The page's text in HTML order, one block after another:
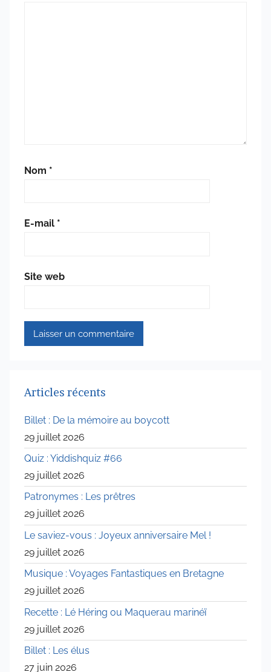
Nom *
E-mail *
Site web
Articles récents
Billet : De la mémoire au boycott
29 juillet 2026
Quiz : Yiddishquiz #66
29 juillet 2026
Patronymes : Les prêtres
29 juillet 2026
Le saviez-vous : Joyeux anniversaire Mel !
29 juillet 2026
Musique : Voyages Fantastiques en Bretagne
29 juillet 2026
Recette : Lé Héring ou Maquerau marinéï
29 juillet 2026
Billet : Les élus
27 juin 2026